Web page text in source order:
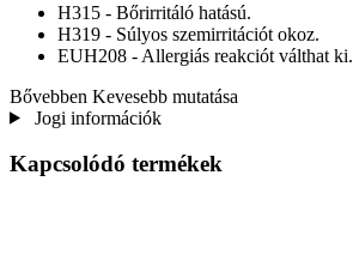
H315 - Bőrirritáló hatású.
H319 - Súlyos szemirritációt okoz.
EUH208 - Allergiás reakciót válthat ki.
Bővebben Kevesebb mutatása
Jogi információk
Kapcsolódó termékek